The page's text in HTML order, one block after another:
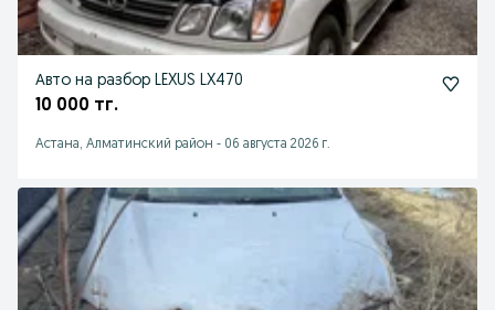
Авто на разбор LEXUS LX470
10 000 тг.
Астана, Алматинский район - 06 августа 2026 г.